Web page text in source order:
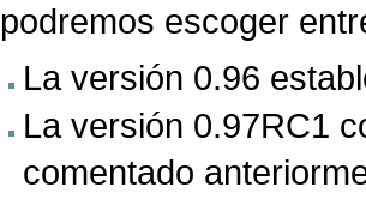
podremos escoger
La versión 0.96
La versión 0.97RC1
comentado